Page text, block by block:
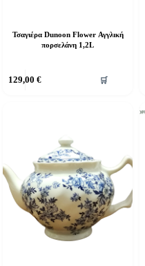
Τσαγιέρα Dunoon Flower Αγγλική
πορσελάνη 1,2L
129,00€ 🛒